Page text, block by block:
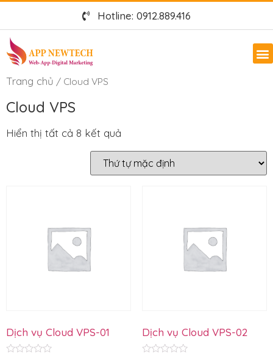
Hotline: 0912.889.416
Trang chủ / Cloud VPS
Cloud VPS
Hiển thị tất cả 8 kết quả
Dịch vụ Cloud VPS-01 Dịch vụ Cloud VPS-02